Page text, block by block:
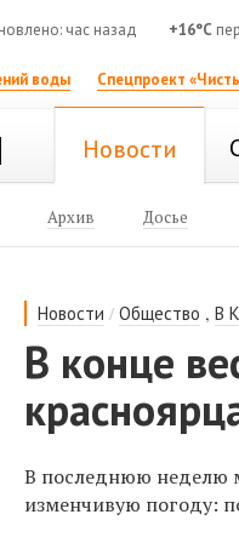
час назад +16°C
воды Спецпроект
Новости
Архив Досье
Новости /Общество ,В
В конце
В последнюю неделю
изменчивую погоду: